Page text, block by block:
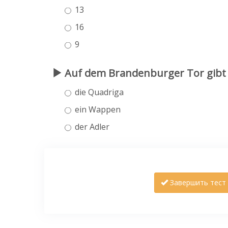
13
16
9
Auf dem Brandenburger Tor gibt
die Quadriga
ein Wappen
der Adler
Завершить тест